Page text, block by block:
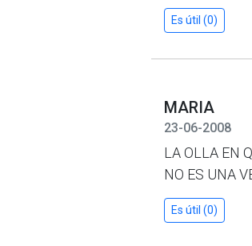
Es útil (0)
MARIA
23-06-2008
LA OLLA EN
NO ES UNA
Es útil (0)